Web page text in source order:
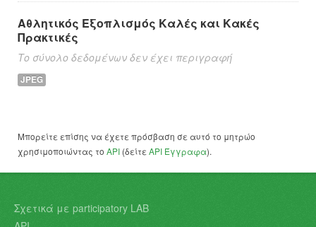
Αθλητικός Εξοπλισμός Καλές και Κακές
Πρακτικές
Το σύνολο δεδομένων δεν έχει περιγραφή
JPEG
Μπορείτε επίσης να έχετε πρόσβαση σε αυτό το μητρώο
χρησιμοποιώντας το API (δείτε API Έγγραφα).
Σχετικά με participatory LAB